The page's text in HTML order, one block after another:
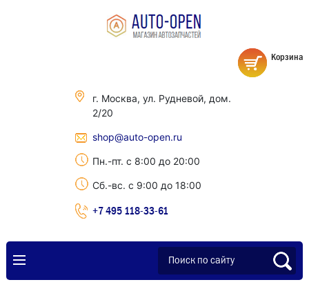
г. Москва, ул. Рудневой, дом.
2/20
shop@auto-open.ru
Пн.-пт. с 8:00 до 20:00
Сб.-вс. с 9:00 до 18:00
+7 495 118-33-61
Корзина